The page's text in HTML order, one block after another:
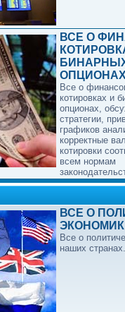
ВСЕ О
Все о
котировках и
опционах,
стратегии,
графиков
корректные
котировки
всем нормам
ВСЕ О
Все о
наших странах.